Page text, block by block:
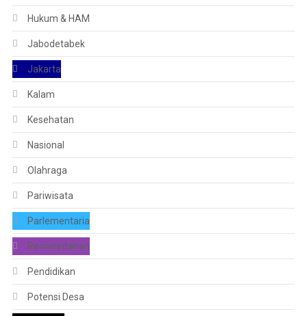
Hukum & HAM
Jabodetabek
Jakarta
Kalam
Kesehatan
Nasional
Olahraga
Pariwisata
Parlementaria
Pemerintahan
Pendidikan
Potensi Desa